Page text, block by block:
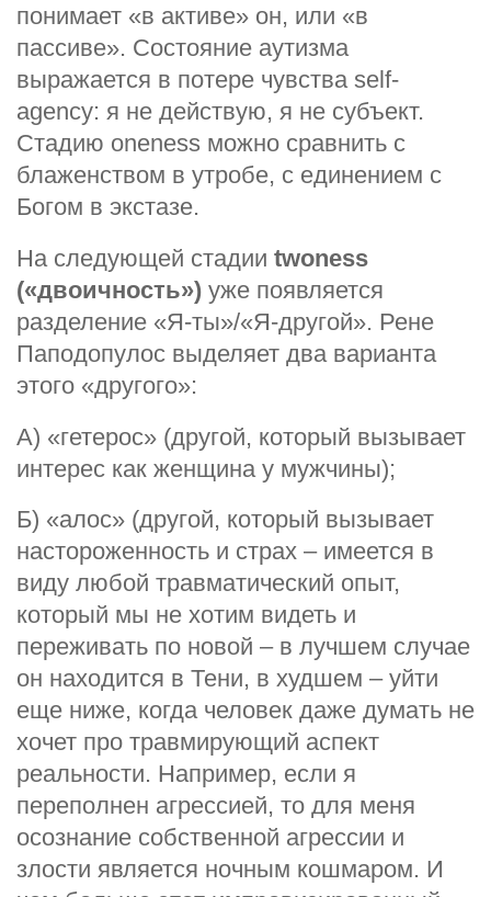
понимает «в активе» он, или «в
пассиве». Состояние аутизма
выражается в потере чувства self-
agency: я не действую, я не субъект.
Стадию oneness можно сравнить с
блаженством в утробе, с единением с
Богом в экстазе.
На следующей стадии twoness
(«двоичность») уже появляется
разделение «Я-ты»/«Я-другой». Рене
Паподопулос выделяет два варианта
этого «другого»:
А) «гетерос» (другой, который вызывает
интерес как женщина у мужчины);
Б) «алос» (другой, который вызывает
настороженность и страх – имеется в
виду любой травматический опыт,
который мы не хотим видеть и
переживать по новой – в лучшем случае
он находится в Тени, в худшем – уйти
еще ниже, когда человек даже думать не
хочет про травмирующий аспект
реальности. Например, если я
переполнен агрессией, то для меня
осознание собственной агрессии и
злости является ночным кошмаром. И